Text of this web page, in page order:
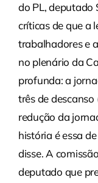
do PL, deputado
críticas de que a
trabalhadores e
no plenário da
profunda: a
três de descanso
redução da
história é essa
disse. A
deputado que